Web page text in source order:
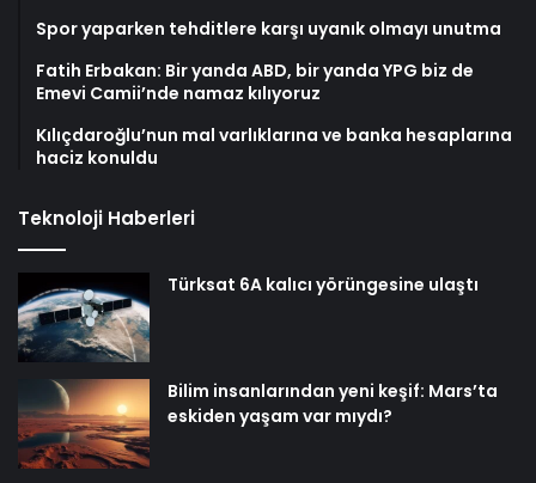
Spor yaparken tehditlere karşı uyanık olmayı unutma
Fatih Erbakan: Bir yanda ABD, bir yanda YPG biz de
Emevi Camii’nde namaz kılıyoruz
Kılıçdaroğlu’nun mal varlıklarına ve banka hesaplarına
haciz konuldu
Teknoloji Haberleri
Türksat 6A kalıcı yörüngesine ulaştı
Bilim insanlarından yeni keşif: Mars’ta
eskiden yaşam var mıydı?